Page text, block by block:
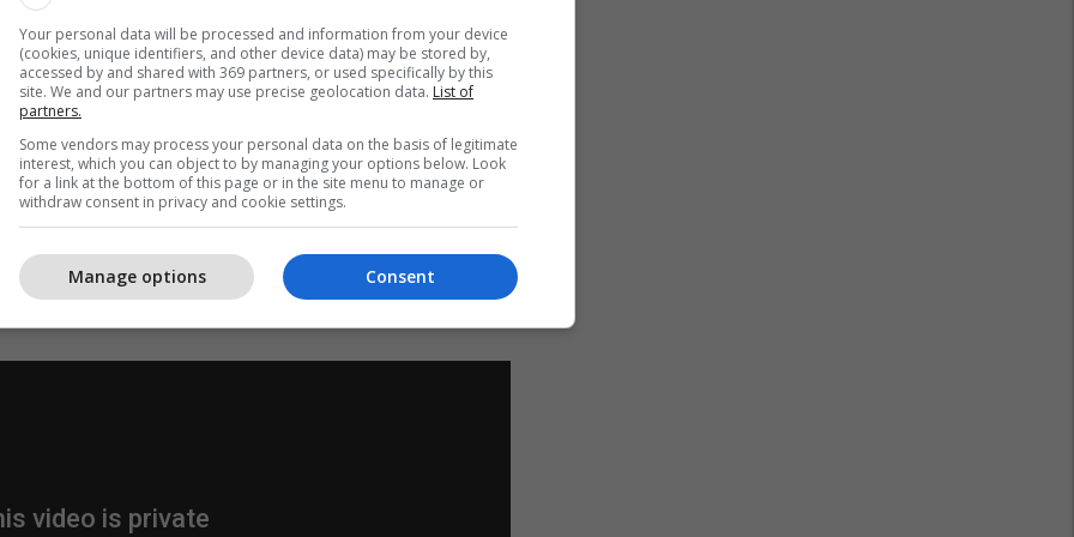
dërguar një mostër të topit të akullt në laborator
dhe për të konstatuar nëse bëhet fjalë për
nga faktori njeri.
që krijuan panik pasi banorët dëgjuan zhurmën
qielli", ka deklaruar një banor i këtij fshati.
Your personal data will be processed and information from your device
(cookies, unique identifiers, and other device data) may be stored by,
accessed by and shared with 369 partners, or used specifically by this
site. We and our partners may use precise geolocation data. List of
partners.
Some vendors may process your personal data on the basis of legitimate
interest, which you can object to by managing your options below. Look
for a link at the bottom of this page or in the site menu to manage or
withdraw consent in privacy and cookie settings.
Consent
Manage options